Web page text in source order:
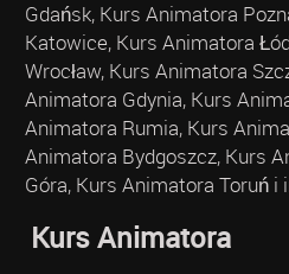
Gdańsk, Kurs Animatora
Katowice, Kurs Animatora
Wrocław, Kurs Animatora
Animatora Gdynia, Kurs
Animatora Rumia, Kurs
Animatora Bydgoszcz, Kurs
Góra, Kurs Animatora Toruń i
Kurs Animatora